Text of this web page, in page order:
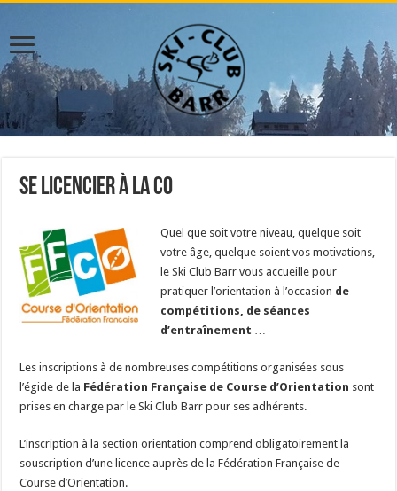
Se licencier à la CO
Quelque soit votre niveau, quelque soit
votre âge, quelque soient vos motivations,
le Ski Club Barr vous accueille pour
pratiquer l’orientation à l’occasion de
compétitions, de séances
d’entraînement …
Les inscriptions à de nombreuses compétitions organisées sous
l’égide de la Fédération Française de Course d’Orientation sont
prises en charge par le Ski Club Barr pour ses adhérents.
L’inscription à la section orientation comprend obligatoirement la
souscription d’une licence auprès de la Fédération Française de
Course d’Orientation.